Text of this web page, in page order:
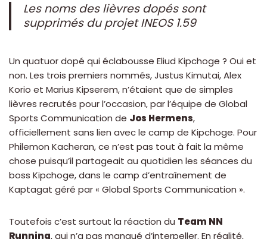
Les noms des lièvres dopés sont
supprimés du projet INEOS 1.59
Un quatuor dopé qui éclabousse Eliud Kipchoge ? Oui et
non. Les trois premiers nommés, Justus Kimutai, Alex
Korio et Marius Kipserem, n’étaient que de simples
lièvres recrutés pour l’occasion, par l’équipe de Global
Sports Communication de Jos Hermens,
officiellement sans lien avec le camp de Kipchoge. Pour
Philemon Kacheran, ce n’est pas tout à fait la même
chose puisqu’il partageait au quotidien les séances du
boss Kipchoge, dans le camp d’entraînement de
Kaptagat géré par « Global Sports Communication ».
Toutefois c’est surtout la réaction du Team NN
Running, qui n’a pas manqué d’interpeller. En réalité,